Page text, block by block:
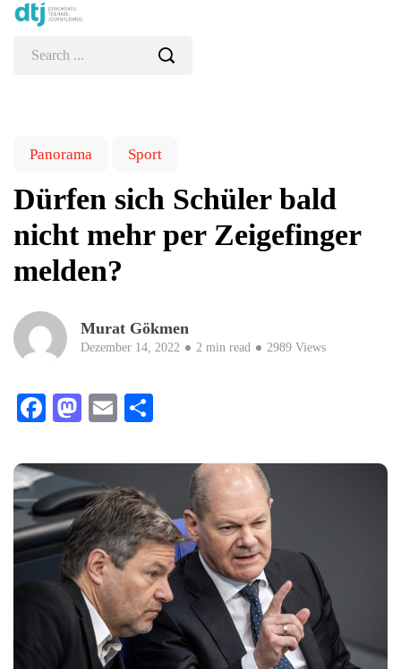
Panorama Sport
Dürfen sich Schüler bald
nicht mehr per Zeigefinger
melden?
Murat Gökmen
Dezember 14, 2022 2 min read 2989 Views
Facebook
Mastodon
Email